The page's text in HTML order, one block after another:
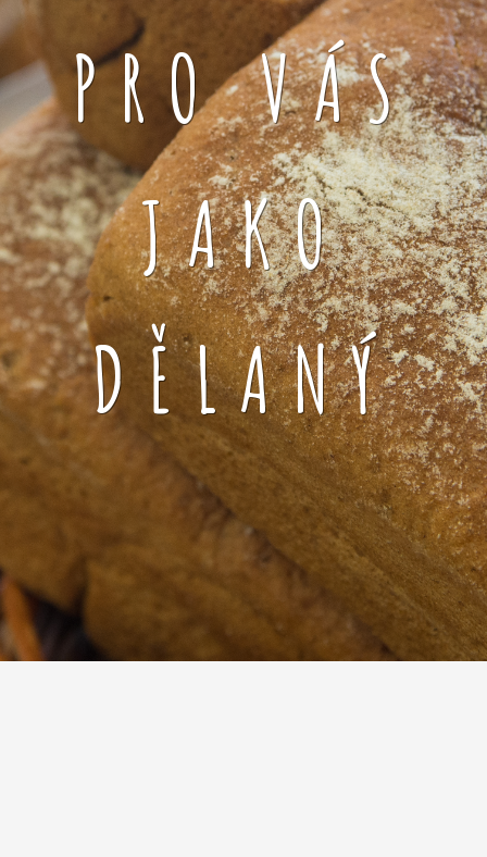
PRO VÁS
JAKO
DĚLANÝ